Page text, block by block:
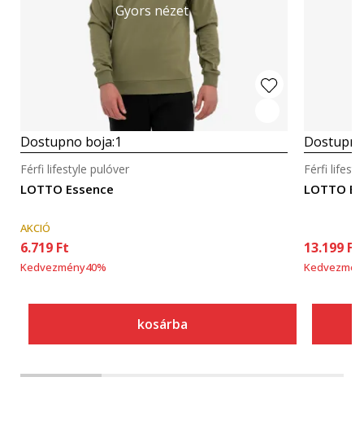
Gyors nézet
Dostupno boja:1
LOTTO Essence
Férfi lifestyle pulóver
AKCIÓ
6.719 Ft
Kedvezmény40%
kosárba
LOTTO
Férfi
13.199 Ft